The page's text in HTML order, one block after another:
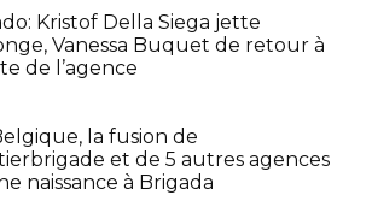
Kristof Della Siega jette
Vanessa Buquet de retour à
de l’agence
la fusion de
et de 5 autres agences
naissance à Brigada